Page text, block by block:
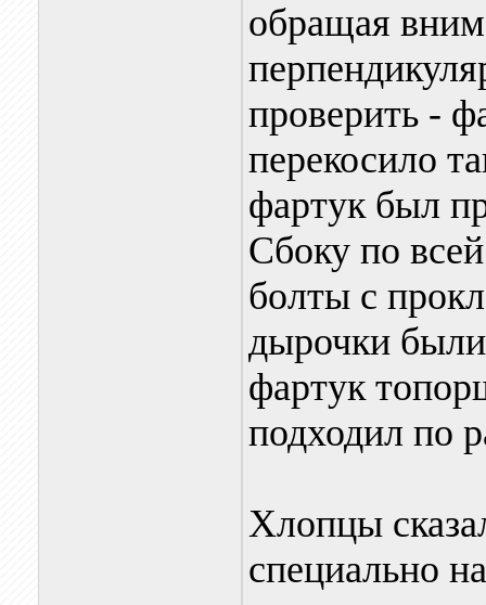
обращая
проверить -
перекосило
фартук был
Сбоку по
болты с
дырочки
фартук
подходил по
Хлопцы
специально